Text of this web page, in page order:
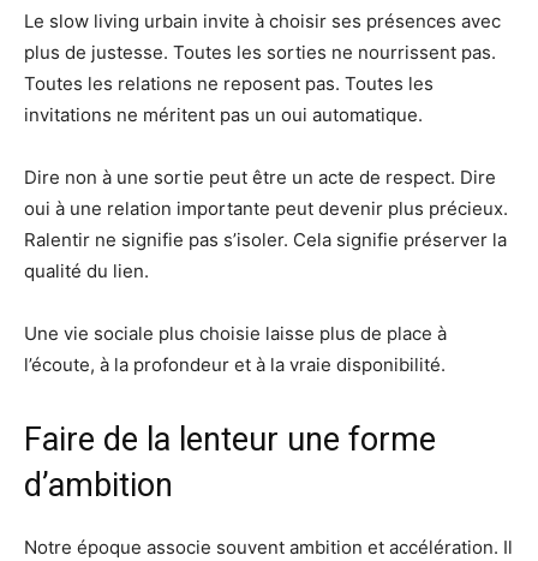
Le slow living urbain invite à choisir ses présences avec
plus de justesse. Toutes les sorties ne nourrissent pas.
Toutes les relations ne reposent pas. Toutes les
invitations ne méritent pas un oui automatique.
Dire non à une sortie peut être un acte de respect. Dire
oui à une relation importante peut devenir plus précieux.
Ralentir ne signifie pas s’isoler. Cela signifie préserver la
qualité du lien.
Une vie sociale plus choisie laisse plus de place à
l’écoute, à la profondeur et à la vraie disponibilité.
Faire de la lenteur une forme
d’ambition
Notre époque associe souvent ambition et accélération. Il